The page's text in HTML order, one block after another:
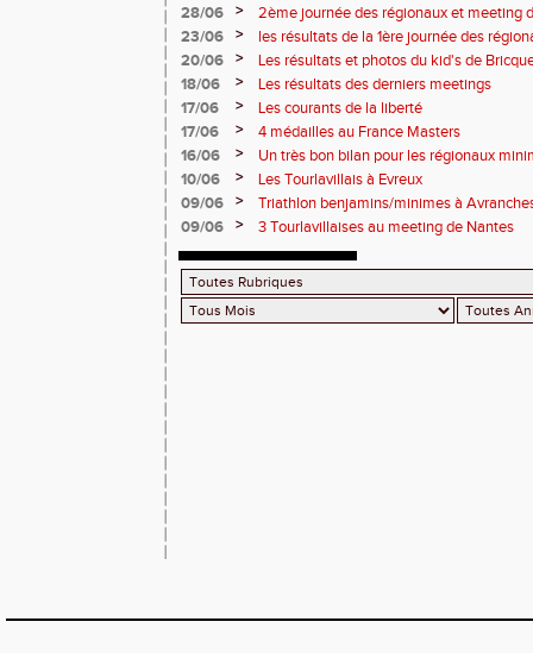
28/06
>
2ème journée des régionaux et meeting
23/06
>
les résultats de la 1ère journée des
2 titres
20/06 >
Les résultats et photos du kid's de
18/06
>
Les résultats des derniers meetings
17/06
>
Les courants de la liberté
17/06
>
4 médailles au France Masters
16/06
>
Un très bon bilan pour les régionaux
10/06
>
Les Tourlavillais à Evreux
09/06
>
Triathlon benjamins/minimes à
09/06
> 3 Tourlavillaises au meeting de Nantes